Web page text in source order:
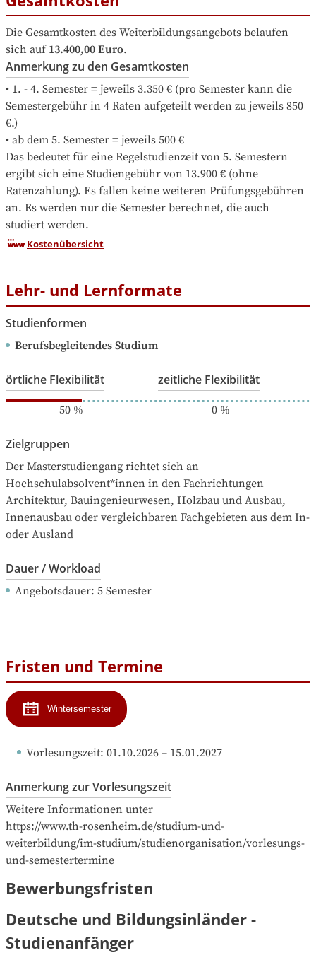
Die Gesamtkosten des Weiterbildungsangebots belaufen
sich auf 13.400,00 Euro.
Anmerkung zu den Gesamtkosten
• 1. - 4. Semester = jeweils 3.350 € (pro Semester kann die
Semestergebühr in 4 Raten aufgeteilt werden zu jeweils 850
€.)
• ab dem 5. Semester = jeweils 500 €
Das bedeutet für eine Regelstudienzeit von 5. Semestern
ergibt sich eine Studiengebühr von 13.900 € (ohne
Ratenzahlung). Es fallen keine weiteren Prüfungsgebühren
an. Es werden nur die Semester berechnet, die auch
studiert werden.
Kostenübersicht
Lehr- und Lernformate
Studienformen
Berufsbegleitendes Studium
örtliche Flexibilität
50%
zeitliche Flexibilität
0%
Zielgruppen
Der Masterstudiengang richtet sich an
Hochschulabsolvent*innen in den Fachrichtungen
Architektur, Bauingenieurwesen, Holzbau und Ausbau,
Innenausbau oder vergleichbaren Fachgebieten aus dem In-
oder Ausland
Dauer / Workload
Angebotsdauer: 5 Semester
Fristen und Termine
Wintersemester
Vorlesungszeit: 01.10.2026 – 15.01.2027
Anmerkung zur Vorlesungszeit
Weitere Informationen unter
https://www.th-rosenheim.de/studium-und-
weiterbildung/im-studium/studienorganisation/vorlesungs-
und-semestertermine
Bewerbungsfristen
Deutsche und Bildungsinländer -
Studienanfänger